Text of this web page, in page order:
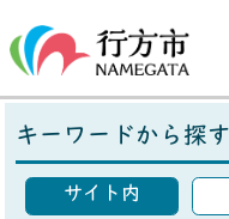
キーワードから探す
サイト内